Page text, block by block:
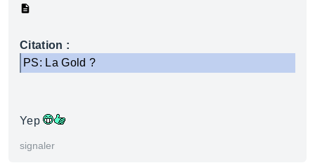
Citation :
PS: La Gold ?
Yep
signaler